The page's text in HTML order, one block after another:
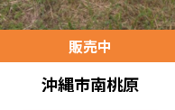
販売中
沖縄市南桃原